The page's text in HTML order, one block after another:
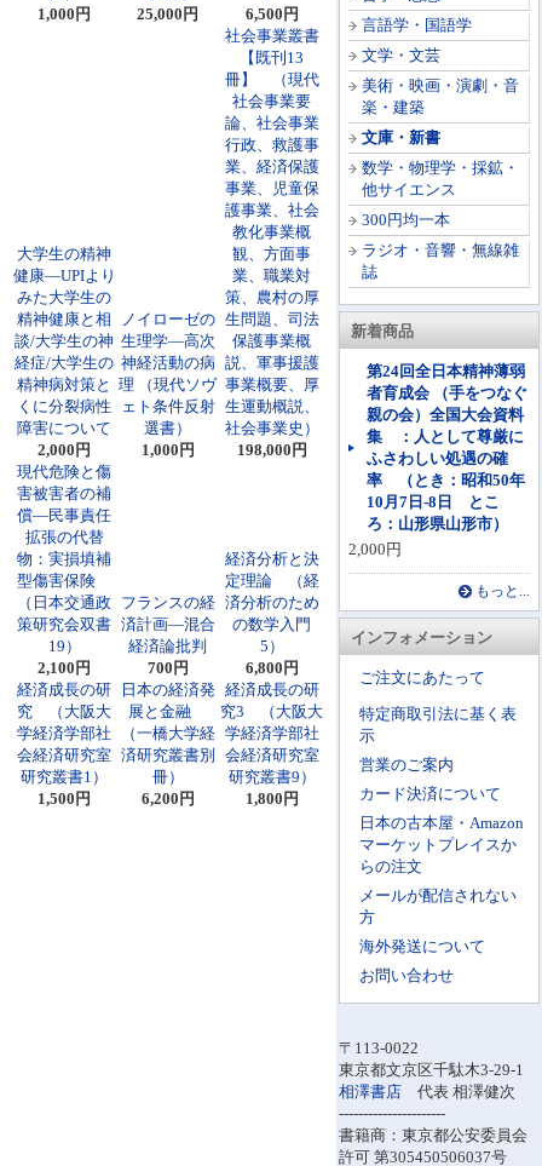
言語学・国語学
文学・文芸
美術・映画・演劇・音
楽・建築
文庫・新書
数学・物理学・採鉱・
他サイエンス
300円均一本
ラジオ・音響・無線雑
誌
新着商品
第24回全日本精神薄弱
者育成会 （手をつなぐ
親の会）全国大会資料
集 ：人として尊厳に
ふさわしい処遇の確
率 （とき：昭和50年
10月7日-8日 とこ
ろ：山形県山形市）
2,000円
もっと...
インフォメーション
ご注文にあたって
特定商取引法に基く表
示
営業のご案内
カード決済について
日本の古本屋・Amazon
マーケットプレイスか
らの注文
メールが配信されない
方
海外発送について
お問い合わせ
〒113-0022
東京都文京区千駄木3-29-1
相澤書店 代表 相澤健次
----------------------
書籍商：東京都公安委員会
許可 第305450506037号
1,000円
25,000円
6,500円
大学生の精神
健康―UPIより
みた大学生の
精神健康と相
談/大学生の神
経症/大学生の
精神病対策と
くに分裂病性
障害について
2,000円
ノイローゼの
生理学―高次
神経活動の病
理 （現代ソヴ
ェト条件反射
選書）
1,000円
社会事業叢書
【既刊13
冊】 （現代
社会事業要
論、社会事業
行政、救護事
業、経済保護
事業、児童保
護事業、社会
教化事業概
観、方面事
業、職業対
策、農村の厚
生問題、司法
保護事業概
説、軍事援護
事業概要、厚
生運動概説、
社会事業史）
198,000円
現代危険と傷
害被害者の補
償―民事責任
拡張の代替
物：実損填補
型傷害保険
（日本交通政
策研究会双書
19）
2,100円
フランスの経
済計画―混合
経済論批判
700円
経済分析と決
定理論 （経
済分析のため
の数学入門
5）
6,800円
経済成長の研
究 （大阪大
学経済学部社
会経済研究室
研究叢書1）
1,500円
日本の経済発
展と金融
（一橋大学経
済研究叢書別
冊）
6,200円
経済成長の研
究3 （大阪大
学経済学部社
会経済研究室
研究叢書9）
1,800円